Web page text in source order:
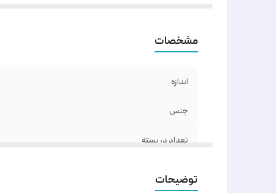
مشخصات
اندازه
جنس
تعداد در بسته
توضیحات